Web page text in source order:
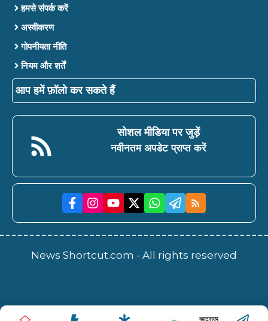
हमसे संपर्क करें
अस्वीकरण
गोपनीयता नीति
नियम और शर्तें
आप हमें फ़ॉलो कर सकते हैं
सोशल मीडिया पर जुड़ें
नवीनतम अपडेट प्राप्त करें
News Shortcut.com - All rights reserved
व्हाट्सएप